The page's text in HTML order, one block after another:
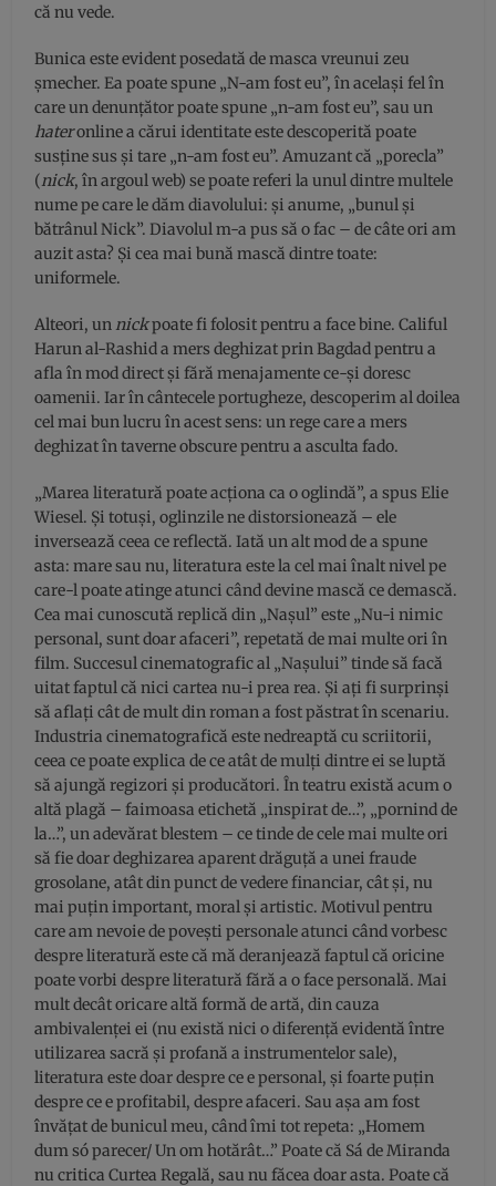
că nu vede.
Bunica este evident posedată de masca vreunui zeu
șmecher. Ea poate spune „N-am fost eu”, în același fel în
care un denunțător poate spune „n-am fost eu”, sau un
hateronline a cărui identitate este descoperită poate
susține sus și tare „n-am fost eu”. Amuzant că „porecla”
(nick, în argoul web) se poate referi la unul dintre multele
nume pe care le dăm diavolului: și anume, „bunul și
bătrânul Nick”. Diavolul m-a pus să o fac – de câte ori am
auzit asta? Și cea mai bună mască dintre toate:
uniformele.
Alteori, un nickpoate fi folosit pentru a face bine. Califul
Harun al-Rashid a mers deghizat prin Bagdad pentru a
afla în mod direct și fără menajamente ce-și doresc
oamenii. Iar în cântecele portugheze, descoperim al doilea
cel mai bun lucru în acest sens: un rege care a mers
deghizat în taverne obscure pentru a asculta fado.
„Marea literatură poate acționa ca o oglindă”, a spus Elie
Wiesel. Și totuși, oglinzile ne distorsionează – ele
inversează ceea ce reflectă. Iată un alt mod de a spune
asta: mare sau nu, literatura este la cel mai înalt nivel pe
care-l poate atinge atunci când devine mască ce demască.
Cea mai cunoscută replică din „Nașul” este „Nu-i nimic
personal, sunt doar afaceri”, repetată de mai multe ori în
film. Succesul cinematografic al „Nașului” tinde să facă
uitat faptul că nici cartea nu-i prea rea. Și ați fi surprinși
să aflați cât de mult din roman a fost păstrat în scenariu.
Industria cinematografică este nedreaptă cu scriitorii,
ceea ce poate explica de ce atât de mulți dintre ei se luptă
să ajungă regizori și producători. În teatru există acum o
altă plagă – faimoasa etichetă „inspirat de…”, „pornind de
la…”, un adevărat blestem – ce tinde de cele mai multe ori
să fie doar deghizarea aparent drăguță a unei fraude
grosolane, atât din punct de vedere financiar, cât și, nu
mai puțin important, moral și artistic. Motivul pentru
care am nevoie de povești personale atunci când vorbesc
despre literatură este că mă deranjează faptul că oricine
poate vorbi despre literatură fără a o face personală. Mai
mult decât oricare altă formă de artă, din cauza
ambivalenței ei (nu există nici o diferență evidentă între
utilizarea sacră și profană a instrumentelor sale),
literatura este doar despre ce e personal, și foarte puțin
despre ce e profitabil, despre afaceri. Sau așa am fost
învățat de bunicul meu, când îmi tot repeta: „Homem
dum só parecer/ Un om hotărât…” Poate că Sá de Miranda
nu critica Curtea Regală, sau nu făcea doar asta. Poate că